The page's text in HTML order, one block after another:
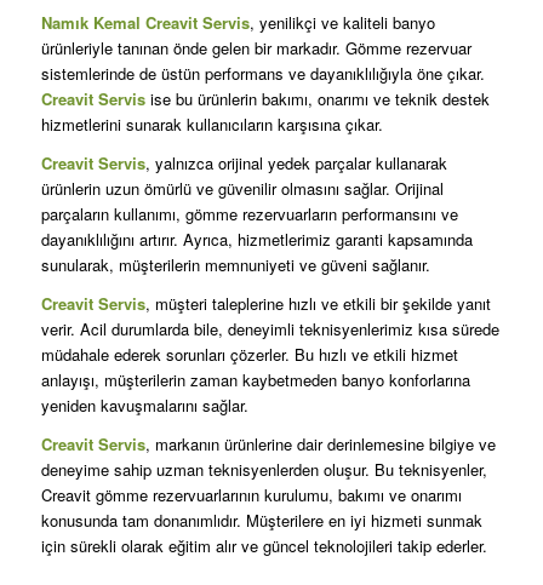
Namık Kemal Creavit Servis, yenilikçi ve kaliteli banyo
ürünleriyle tanınan önde gelen bir markadır. Gömme rezervuar
sistemlerinde de üstün performans ve dayanıklılığıyla öne çıkar.
Creavit Servisise bu ürünlerin bakımı, onarımı ve teknik destek
hizmetlerini sunarak kullanıcıların karşısına çıkar.
Creavit Servis, yalnızca orijinal yedek parçalar kullanarak
ürünlerin uzun ömürlü ve güvenilir olmasını sağlar. Orijinal
parçaların kullanımı, gömme rezervuarların performansını ve
dayanıklılığını artırır. Ayrıca, hizmetlerimiz garanti kapsamında
sunularak, müşterilerin memnuniyeti ve güveni sağlanır.
Creavit Servis, müşteri taleplerine hızlı ve etkili bir şekilde yanıt
verir. Acil durumlarda bile, deneyimli teknisyenlerimiz kısa sürede
müdahale ederek sorunları çözerler. Bu hızlı ve etkili hizmet
anlayışı, müşterilerin zaman kaybetmeden banyo konforlarına
yeniden kavuşmalarını sağlar.
Creavit Servis, markanın ürünlerine dair derinlemesine bilgiye ve
deneyime sahip uzman teknisyenlerden oluşur. Bu teknisyenler,
Creavit gömme rezervuarlarının kurulumu, bakımı ve onarımı
konusunda tam donanımlıdır. Müşterilere en iyi hizmeti sunmak
için sürekli olarak eğitim alır ve güncel teknolojileri takip ederler.